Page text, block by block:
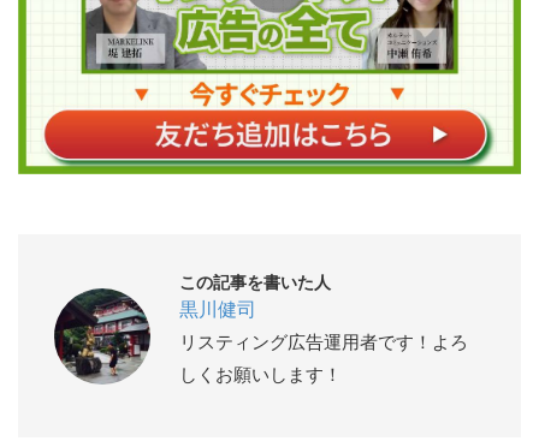
この記事を書いた人
黒川健司
リスティング広告運用者です！よろ
しくお願いします！